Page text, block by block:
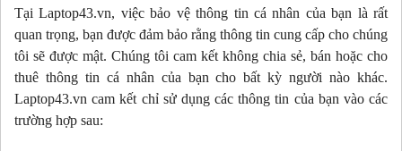
Tại Laptop43.vn, việc bảo vệ thông tin cá nhân của bạn là rất
quan trọng, bạn được đảm bảo rằng thông tin cung cấp cho chúng
tôi sẽ được mật. Chúng tôi cam kết không chia sẻ, bán hoặc cho
thuê thông tin cá nhân của bạn cho bất kỳ người nào khác.
Laptop43.vn cam kết chỉ sử dụng các thông tin của bạn vào các
trường hợp sau: